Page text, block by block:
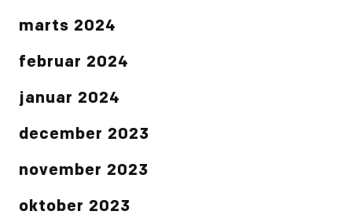
marts 2024
februar 2024
januar 2024
december 2023
november 2023
oktober 2023